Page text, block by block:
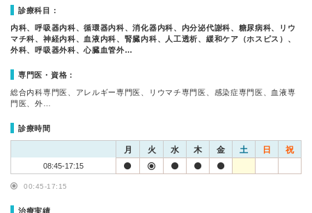
診療科目：
内科、呼吸器内科、循環器内科、消化器内科、内分泌代謝科、糖尿病科、リウ
マチ科、神経内科、血液内科、腎臓内科、人工透析、緩和ケア（ホスピス）、
外科、呼吸器外科、心臓血管外…
専門医・資格：
総合内科専門医、アレルギー専門医、リウマチ専門医、感染症専門医、血液専
門医、外…
診療時間
月 火 水 木 金 土 日 祝
08:45-17:15
00:45-17:15
治療実績